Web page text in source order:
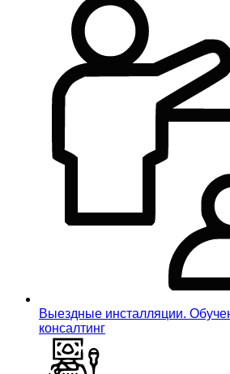
Выездные инсталляции.
консалтинг